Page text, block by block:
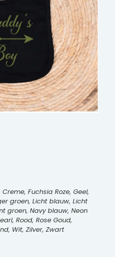
Fuchsia Roze, Geel,
groen, Licht blauw, Licht
groen, Navy blauw, Neon
Rood, Rose Goud,
Wit, Zilver, Zwart